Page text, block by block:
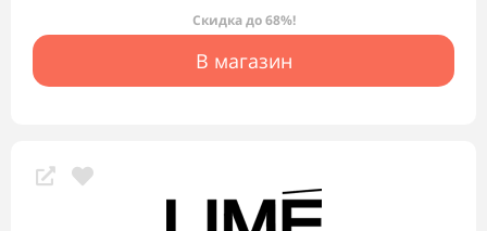
Скидка до 68%!
В магазин